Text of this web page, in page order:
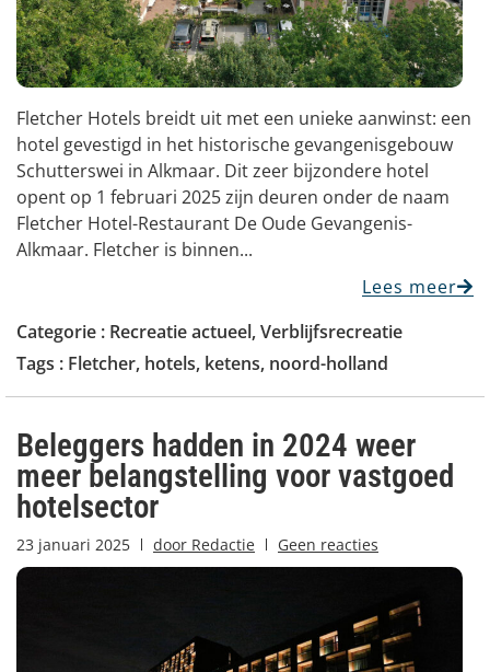
Fletcher Hotels breidt uit met een unieke aanwinst: een
hotel gevestigd in het historische gevangenisgebouw
Schutterswei in Alkmaar. Dit zeer bijzondere hotel
opent op 1 februari 2025 zijn deuren onder de naam
Fletcher Hotel-Restaurant De Oude Gevangenis-
Alkmaar. Fletcher is binnen...
Lees meer
Categorie : Recreatie actueel,Verblijfsrecreatie
Tags : Fletcher, hotels, ketens, noord-holland
Beleggers hadden in 2024 weer
meer belangstelling voor vastgoed
hotelsector
23 januari 2025 door Redactie Geen reacties